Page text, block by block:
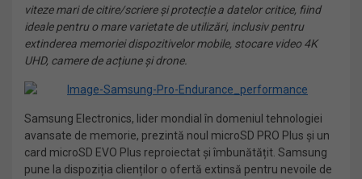
viteze mari de citire/scriere și protecție a datelor critice, fiind
ideale pentru o mare varietate de utilizări, inclusiv pentru
extinderea memoriei dispozitivelor mobile, stocare video 4K
UHD, camere de acțiune și drone.
Samsung Electronics, lider mondial în domeniul tehnologiei
avansate de memorie, prezintă noul microSD PRO Plus și un
card microSD EVO Plus reproiectat și îmbunătățit. Samsung
pune la dispoziția clienților o ofertă extinsă pentru nevoile de